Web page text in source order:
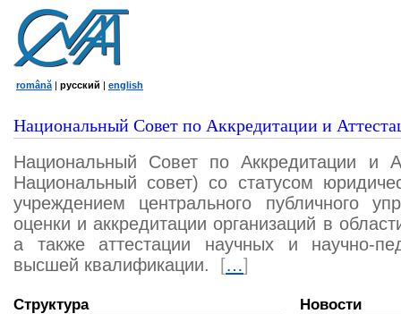
română | русский | english
Национальный Совет по Аккредитации и
Национальный Совет по Аккредитации и
Национальный совет) со статусом
учреждением центрального публичного
оценки и аккредитации организаций в
а также аттестации научных и научно-
высшей квалификации.
[…]
Структура Новости